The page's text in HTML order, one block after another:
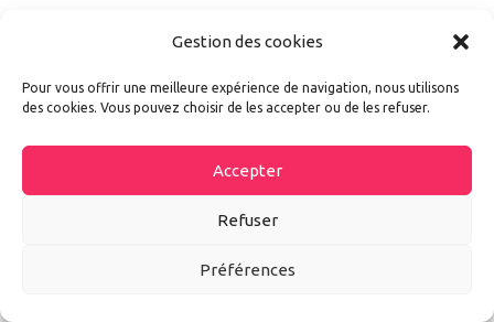
Gestion des cookies
Pour vous offrir une meilleure expérience de navigation, nous utilisons
des cookies. Vous pouvez choisir de les accepter ou de les refuser.
Accepter
Refuser
Préférences
La puissance en crête quant à elle indique la puissance
maximale qu’il peut délivrer pendant un certain temps. Il
faudrait également considérer la sensibilité du dispositif
variable est importante, plus le haut-parleur est capable
de fournir un son de volume élevé.
La réponse en fréquence